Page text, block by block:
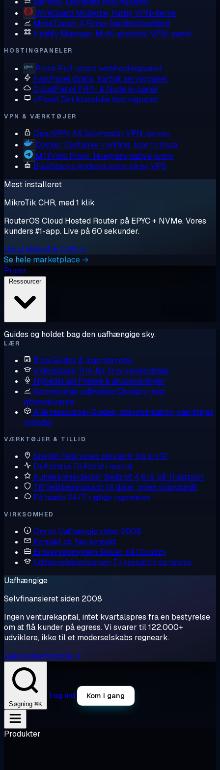
WireGuard Moderne, hurtig VPN-kerne
MetaTrader 4 Forex-handelsstandard
Hiddify Manager Multi-protokol VPN-panel
HOSTINGPANELER
Plesk Full-stack webhostingpanel
FastPanelGratis, hurtigt serverpanel
CloudPanel PHP- & Node.js-panel
cPanel Det klassiske hostingpanel
VPN & VÆRKTØJER
OpenVPN AS Selvhostet VPN-server
Docker Container-runtime, klar til brug
MTProto Proxy Telegram-native proxy
BlueStacks Android-apps på en VPS
Mest installeret
MikroTik CHR, med 1 klik
RouterOS Cloud Hosted Router på EPYC + NVMe. Vores
kunders #1-app. Live på 60 sekunder.
Udrul MikroTik CHR →
Se hele marketplace →
Priser
Ressourcer
Guides og holdet bag den uafhængige sky.
LÆR
Blog Guides & ingeniørnoter
Vidensbase Trin-for-trin-vejledninger
Nyhedsrum Presse & annonceringer
Sammenlign udbydereCloudzy mod
alternativerne
Alle ressourcer Guides, dokumentation, værktøjer,
nyheder
VÆRKTØJER & TILLID
Spejlet Test vores netværk fra din IP
Driftstatus Driftstid i realtid
Kundeanmeldelser Bedømt 4,6/5 på Trustpilot
Tilfredshedsgaranti 14 dage, ingen spørgsmål
Få hjælp 24/7, rigtige ingeniører
VIRKSOMHED
Om os Uafhængig siden 2008
Kontakt os Tag kontakt
Erhvervsprogram Skalér på Cloudzy
Uddannelsesprogram Til research og teams
Uafhængige
Selvfinansieret siden 2008
Ingen venturekapital, intet kvartalspres fra en bestyrelse
om at flå kunder på egress. Vi svarer til 122.000+
udviklere, ikke til et moderselskabs regneark.
Læs vores historie →
Søgning ⌘K
Log ind Kom i gang
Produkter